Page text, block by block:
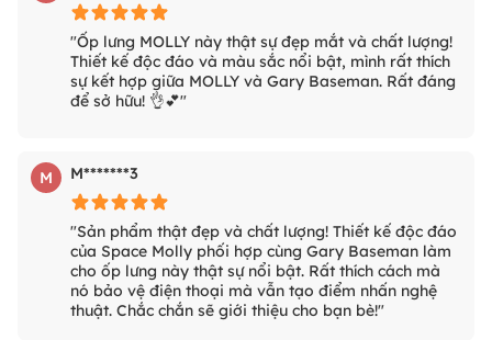
"Ốp lưng MOLLY này thật sự đẹp mắt và chất lượng!
Thiết kế độc đáo và màu sắc nổi bật, mình rất thích
sự kết hợp giữa MOLLY và Gary Baseman. Rất đáng
để sở hữu! 👌💕"
M M*******3
"Sản phẩm thật đẹp và chất lượng! Thiết kế độc đáo
của Space Molly phối hợp cùng Gary Baseman làm
cho ốp lưng này thật sự nổi bật. Rất thích cách mà
nó bảo vệ điện thoại mà vẫn tạo điểm nhấn nghệ
thuật. Chắc chắn sẽ giới thiệu cho bạn bè!"